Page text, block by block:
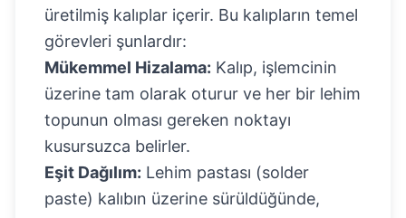
üretilmiş kalıplar içerir. Bu kalıpların temel
görevleri şunlardır:
Mükemmel Hizalama: Kalıp, işlemcinin
üzerine tam olarak oturur ve her bir lehim
topunun olması gereken noktayı
kusursuzca belirler.
Eşit Dağılım: Lehim pastası (solder
paste) kalıbın üzerine sürüldüğünde,